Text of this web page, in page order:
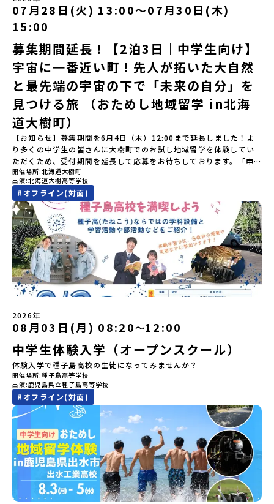
ってプログラムを変更する場合がございます。参加概要【開催場
所】佐賀県 有田町（ありたちょう）【実施日程】7月4日（土）〜7
月5日（日）※参加が確定した方には6月5日（金） 18:30～20:00に
「参加者向け事前オンライン研修」をご案内する予定です。必ず参
加をお願いします。【集合場所・時間】7月4日(土) 12：00 JR有田
駅※12：00までにJR有田駅に到着する便で手配ください。【解散場
所・時間】7月5日(日) 13：00頃 JR有田駅【対象】中学2年生、中
学3年生【宿泊先】ありこや（佐賀県西松浦郡有田町）※地域みらい
留学生が活用している宿泊施設（シェアハウス）です。※1室1名で
宿泊いただく予定です。 【旅行代金】無料※旅行代金に含まれる費
用のうち、以下の内容が無料となります：・宿泊費（1泊分）・プロ
グラム内のアクティビティ・体験費用・一部の食事代*以下の費用は
参加者のご負担となります・集合場所までの往復交通費・お土産代
や自由時間の個人飲食費などの個人的費用【募集人数】最大5名（お
申し込み多数の場合は抽選の上決定）【参加者決定】お申し込み多
数の場合は、締め切り後1週間を目途に当落結果をご連絡いたしま
す。【申し込み受付期間】5月7日(木)12：00 から 5月21日(木)
12：00まで疑問も不安もワクワクに変える！「おためし地域留学」
ステップアップ説明会プログラムの内容を詳しく知りたい方や、お
申し込みを迷われている方向けにZoomでのオンライン配信を行い
ます。知りたい情報のレベルに合わせて、以下の2つのステップをご
活用ください。【STEP 1】全体オンライン説明会〜まずは「おため
し地域留学」を知りたい方へ〜日本全国20以上の地域から選んで参
加できる「おためし地域留学」の全体像や魅力について、説明会を
開催しました。中学生一人での参加にあたり、保護者様が特に気に
なる「安全面」や「事務局のサポート体制」についても詳しく解説
しています。ぜひ、ご自宅からお気軽にご視聴ください。▶︎ [アーカ
イブ動画を視聴する]YouTube：
https://youtu.be/Yt8nd04aNgA?
si=e5erbspvwz5O8_uF【STEP 2】有田町プログラム説明会〜
「有田町」の内容を具体的に深掘りしたい方へ〜全体説明を聞いた
うえで、「有田町では具体的に何をするの？」「どんな町なの？」
という疑問にお答えする説明会です。有田町ならではの豊かな文化
や、2泊3日のプログラムの中身をたっぷりとお伝えします。日
時： 5月11日(月) 19：00〜19：40内 容： 有田町ってどんなとこ
ろ？、プログラム詳細解説、質疑応答お申し込み：https://c-
mirai.jp/events/068058お気軽にどうぞ！「はじめての一人旅だ
けど大丈夫？」「どんな体験ができるの？」そんな保護者様の不安
や、中学生のみなさんの素朴な疑問にスタッフが直接お答えしま
す。チャットでの質問も可能ですので、ぜひご自宅からリラックス
してご参加ください。▼お申し込み前に必ずご確認ください・参加
規約への同意プログラムへの参加申し込みいただく前に、「お申し
込みに関する各規約」への同意が必須となります。ご確認くださ
す。町名の「平取（びらとり）」は、アイヌ語「ピラ・ウトゥル」
（崖の間を意味）という言葉から名付けられました。見上げるほど
大きな山々が連なる「幌尻岳（ぽろしりだけ）」の景色は絶景！日
本一の広さを誇る「すずらん」が咲く花畑や、和牛がのんびりと過
ごす放牧地。日本一の清流に選ばれたこともある、ヤマメやニジマ
スが泳ぐ「沙流川（さるがわ）」。他の地域では見ることのできな
い圧倒的スケールの自然を味わうことができます。さらに、源義経
（みなもとのよしつね）とも縁が深いとされている地域で、義経を
祀った神社や公園などが存在し、アイヌ民族と日本の歴史を交差す
る瞬間を肌で体感できる町です。北の大地で育まれた「アイヌ文
化」とは？「アイヌ」の文化は北海道を中心とした北部周辺で、先
住民族である「アイヌ民族」によって大切に育まれてきた文化で
す。日本語とは異なる響きを持つ「アイヌ語」や、自然界のあらゆ
る物に「魂」が宿ると考える「精神文化」、祭りや家庭での行事な
どに踊られる「古式舞踊」、独特の文様による刺繍（ししゅう）、
木彫り等の工芸など、ユニークな文化が存在します。アイヌ文化で
は、人間のまわりに存在する生き物や自然のチカラ、暮らしの道具
のうち、人間にとって大切な役割を持っているものを「カムイ」と
呼んでいます。いつも自分たちを見守ってくれているもの、例え
ば、身近な動植物や、暮らしに欠かせない火、水、風、そして雄大
な山や川などもすべて「カムイ」です。この文化と精神性をテーマ
にした大人気マンガ「ゴールデンカムイ」は、累計3000万部以上販
売され、2026年3月に映画の続編も公開されるなど注目を集めてい
ます。今回は、平取町の中でもアイヌ文化に触れることのできる
「二風谷（にぶたに）コタン」へ出発！アイヌの家や暮らし、食な
どを体感することができます。ぜひ現地で味わってみてください
生との特別な交流この旅の大きな魅力は、地元の「平取高校」の先
輩たちと過ごす時間です。 ただ校舎を眺める見学ではありません。
高校生が自ら企画したアクティビティを通じて、年の近い先輩たち
と本音で交流することができます。魅力的な大人たちと対話をしな
がら町の歴史や「生き方」を学ぶことができ、大充実の2泊3日にな
ること間違いなし！そんなユニークな魅力がたっぷりつまった北海
道平取町へ、人生の可能性をひらく特別な旅に出発しませんか？体
験のおすすめポイント体験プログラム内容（予定）＜1日目＞
（PM）「オリエンテーション・自己紹介ワーク」「高校生企画①-
遊び編-」 -平取高校生と仲を深める「びらとりの歴史・文化を知
る！アイヌ文化フィールドワーク」 -アイヌ文化博物館でアイヌ文
化を理解する -アイヌ伝統文化を感じるアクティビティ「1日を振
り返るーみんなで体験シェア」＜2日目＞（AM）「平取高校見学・
寮見学」 -平取高校の特徴を知る学校体験 -在校生との対話「高
校生企画②-町の紹介編-」 -ビンゴをしながら町を知ろう！（PM）
「自然と農を感じる！農業アクティビティ」 -平取特産の「びらと
07月28日(火) 13:00〜07月30日(木)
15:00
募集期間延長！【2泊3日｜中学生向け】
宇宙に一番近い町！先人が拓いた大自然
と最先端の宇宙の下で「未来の自分」を
見つける旅 （おためし地域留学 in北海
道大樹町）
【お知らせ】募集期間を6月4日（木）12:00まで延長しました！よ
り多くの中学生の皆さんに大樹町でのお試し地域留学を体験してい
ただくため、受付期間を延長して応募をお待ちしております。「申
し込みのタイミングを逃してしまった」という方も、この機会にぜ
ひ一歩踏み出してみませんか？※都合により締め切りを早める場合
がございます。お早目にご応募ください！-------------------------
-------------------＼返還不要・3年間最大72万／💡北海道の高校留
学に【毎月2万円】の給付型奨学金～夢に向かって一歩踏み出す、あ
なたの未来を応援！～ 詳細・条件はこちらから------------------
--------------------------ーーーーーーーーーーーーーーーーーー
ーーーーーーーーーーーーーー＜体験費・宿泊費が無料！＞民間ロ
ケットの打ち上げ成功で話題になった町！ 北海道の「宇宙版シリコ
ンバレー」を目指す大樹町で、最先端テクノロジーとどこまでも続
く大自然を肌で感じてみませんか？「地元以外の地域の暮らしが気
になる。いつか留学してみたい！」「自分の進学や将来の可能性を
もっとひらきたい！ 」「自然が好きでもっと触れてあそびたい！」
そんな中学生のみなさんにおすすめ！「おためし地域留学体験」
は、日本全国約200の高校と連携し、地域の枠を超えて学校生活を送
る「地域みらい留学」をプチ体験できるプログラムです。はじめて
のひとり旅でも安心！現地でもスタッフがしっかりとサポートいた
します。今回のフィールドは「北海道 大樹町（たいきちょう）」北
海道の東部、十勝の南部に位置する大樹町（たいきちょう）。西に
日高山脈（ひだかさんみゃく）が連なり、東は太平洋に面した自然
豊かな町です。酪農を主体とした農業や漁業、林業が盛んであると
同時に、「宇宙に一番近い町」として航空宇宙産業の誘致を進める
ユニークな顔を持っています 。見上げるほど大きな山々が連なる
「日高山脈（ひだかさんみゃく）」の絶景！牛たちがのんびりと過
ごす放牧地や、海が見える珍しい温泉。日本一の清流に選ばれたこ
ともある「歴舟川（れきふねがわ）」。 他の地域では見ることので
きない圧倒的スケールの自然と、新しい産業が交差する瞬間を肌で
体感できる町です。北の大地で脈々と受け継がれる 「フロンティア
スピリッツ」を体感！ 「フロンティアスピリッツ（開拓者精神）」
開催場所 北海道大樹町
出演 北海道大樹高等学校
#オフライン(対面)
2026年
08月03日(月) 08:20〜12:00
中学生体験入学（オープンスクール）
体験入学で種子島高校の生徒になってみませんか？
開催場所 種子島高等学校
出演 鹿児島県立種子島高等学校
#オフライン(対面)